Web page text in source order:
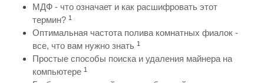
МДФ - что означает и как расшифровать этот
термин? 1
Оптимальная частота полива комнатных фиалок -
все, что вам нужно знать 1
Простые способы поиска и удаления майнера на
компьютере 1